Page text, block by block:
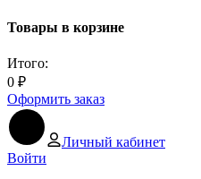
Товары в корзине
Итого:
0 ₽
Оформить заказ
Личный кабинет
Войти